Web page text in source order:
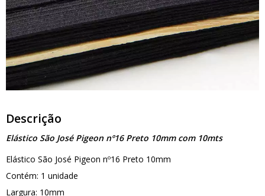
Descrição
Elástico São José Pigeon nº16 Preto 10mm com 10mts
Elástico São José Pigeon nº16 Preto 10mm
Contém: 1 unidade
Largura: 10mm